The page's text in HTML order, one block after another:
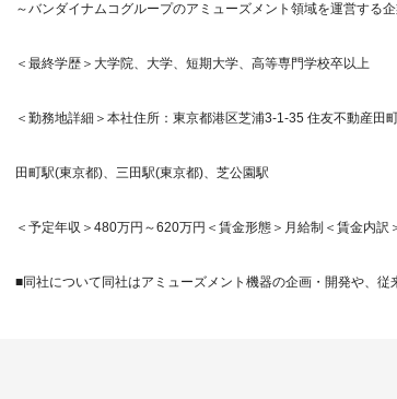
～バンダイナムコグループのアミューズメント領域を運営する
＜最終学歴＞大学院、大学、短期大学、高等専門学校卒以上
＜勤務地詳細＞本社住所：東京都港区芝浦3-1-35 住友不動産田
田町駅(東京都)、三田駅(東京都)、芝公園駅
＜予定年収＞480万円～620万円＜賃金形態＞月給制＜賃金内
■同社について同社はアミューズメント機器の企画・開発や、